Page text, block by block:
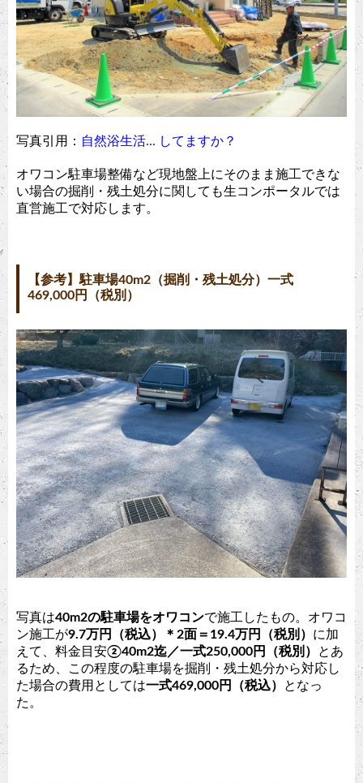
写真引用： 自然浴生活... してますか？
オワコン駐車場整備など現地盤上にそのまま施工できな
い場合の掘削・残土処分に関しても生コンポータルでは
直営施工で対応します。
【参考】駐車場40m2（掘削・残土処分）一式
469,000円（税別）
写真は40m2の駐車場をオワコンで施工したもの。オワコ
ン施工が9.7万円（税込）＊2面＝19.4万円（税別） に加
えて、料金目安②40m2迄／一式250,000円（税別）
とあ
るため、この程度の駐車場を掘削・残土処分から対応し
た場合の費用としては一式469,000円（税込）
となっ
た。